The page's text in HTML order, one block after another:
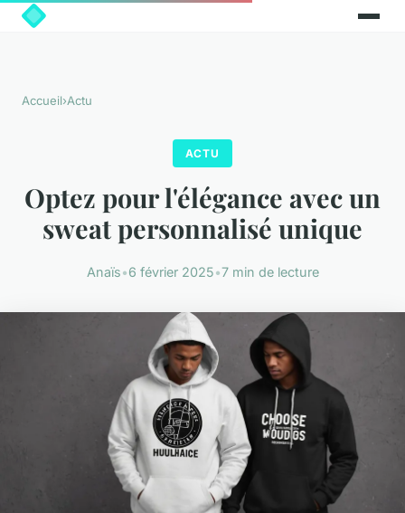
Accueil›Actu
ACTU
Optez pour l'élégance avec un
sweat personnalisé unique
Anaïs•6 février 2025•7 min de lecture